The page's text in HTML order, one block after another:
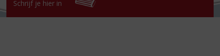
Schrijf je hier in